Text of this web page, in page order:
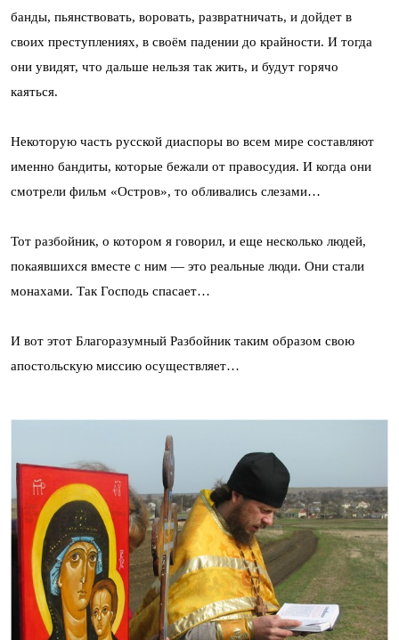
банды, пьянствовать, воровать, развратничать, и дойдет в
своих преступлениях, в своём падении до крайности. И тогда
они увидят, что дальше нельзя так жить, и будут горячо
каяться.
Некоторую часть русской диаспоры во всем мире составляют
именно бандиты, которые бежали от правосудия. И когда они
смотрели фильм «Остров», то обливались слезами…
Тот разбойник, о котором я говорил, и еще несколько людей,
покаявшихся вместе с ним — это реальные люди. Они стали
монахами. Так Господь спасает…
И вот этот Благоразумный Разбойник таким образом свою
апостольскую миссию осуществляет…